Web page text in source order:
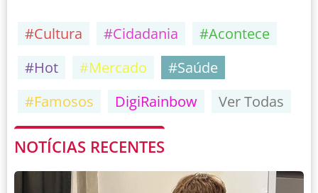
#Cultura #Cidadania
#Acontece
#Hot
#Mercado
#Saúde
#Famosos
DigiRainbow Ver Todas
NOTÍCIAS RECENTES